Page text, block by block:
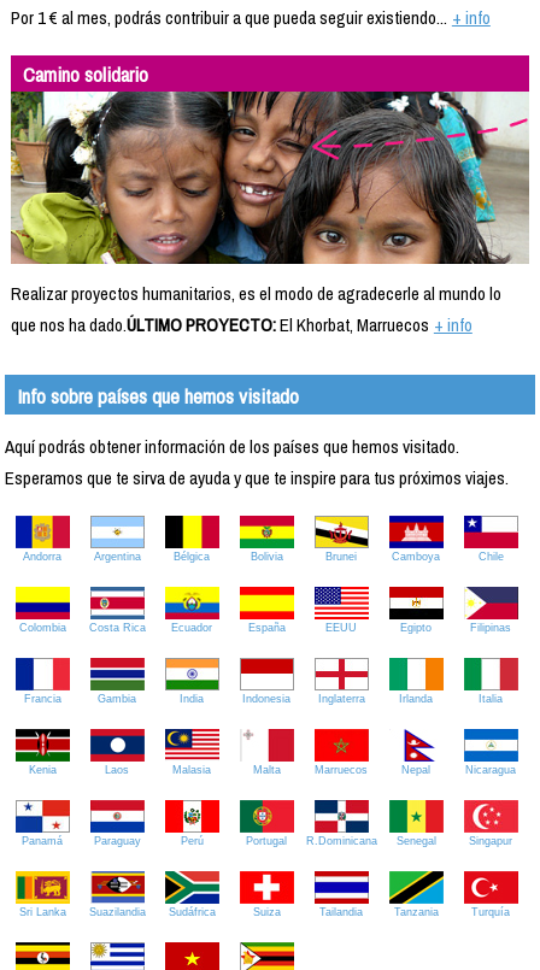
Por 1 € al mes, podrás contribuir a que pueda seguir existiendo... + info
Camino solidario
Realizar proyectos humanitarios, es el modo de agradecerle al mundo lo
que nos ha dado.ÚLTIMO PROYECTO:El Khorbat, Marruecos + info
Info sobre países que hemos visitado
Aquí podrás obtener información de los países que hemos visitado.
Esperamos que te sirva de ayuda y que te inspire para tus próximos viajes.
Andorra Argentina Bélgica Bolivia Brunei Camboya Chile
Colombia Costa Rica Ecuador España EEUU Egipto Filipinas
Francia Gambia India Indonesia Inglaterra Irlanda Italia
Kenia Laos Malasia Malta Marruecos Nepal Nicaragua
Panamá Paraguay Perú Portugal R.Dominicana Senegal Singapur
Sri Lanka Suazilandia Sudáfrica Suiza Tailandia Tanzania Turquía